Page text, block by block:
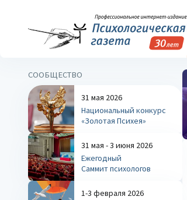
СООБЩЕСТВО
31 мая 2026
Национальный конкурс
«Золотая Психея»
31 мая - 3 июня 2026
Ежегодный
Саммит психологов
1-3 февраля 2026